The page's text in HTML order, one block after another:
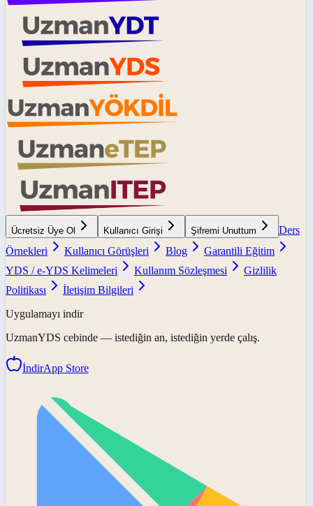
Ücretsiz Üye Ol Kullanıcı Girişi Şifremi Unuttum
Ders
Örnekleri
Kullanıcı Görüşleri Blog
Garantili Eğitim
YDS / e-YDS Kelimeleri
Kullanım Sözleşmesi
Gizlilik
Politikası
İletişim Bilgileri
Uygulamayı indir
UzmanYDS cebinde — istediğin an, istediğin yerde çalış.
İndirApp Store